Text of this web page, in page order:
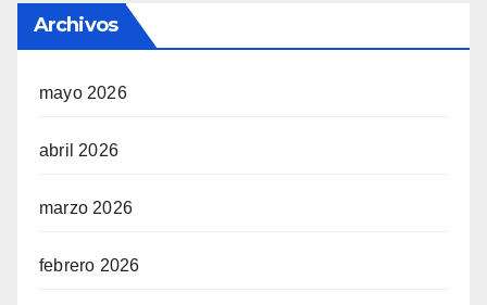
Archivos
mayo 2026
abril 2026
marzo 2026
febrero 2026